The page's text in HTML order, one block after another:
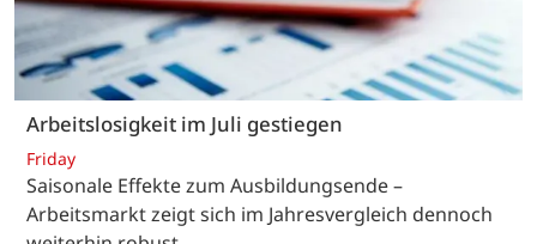
Arbeitslosigkeit im Juli gestiegen
Friday
Saisonale Effekte zum Ausbildungsende –
Arbeitsmarkt zeigt sich im Jahresvergleich dennoch